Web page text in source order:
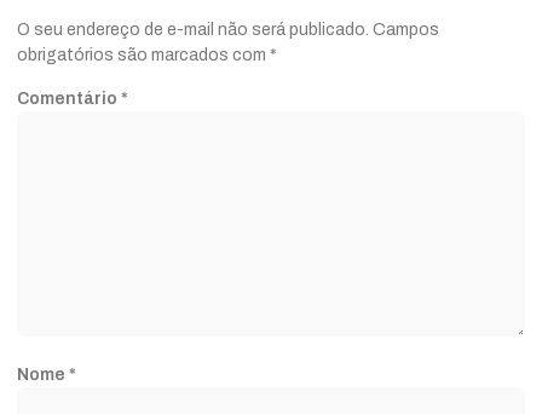
O seu endereço de e-mail não será publicado. Campos
obrigatórios são marcados com *
Comentário *
Nome *